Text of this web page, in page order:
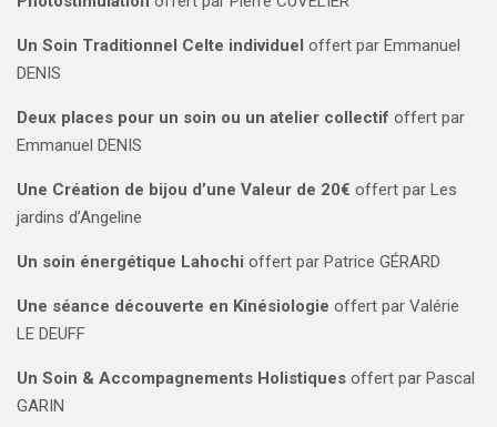
Un Soin Traditionnel Celte individuel offert par Emmanuel
DENIS
Deux places pour un soin ou un atelier collectif offert par
Emmanuel DENIS
Une Création de bijou d’une Valeur de 20€ offert par Les
jardins d’Angeline
Un soin énergétique Lahochi offert par Patrice GÉRARD
Une séance découverte en Kinésiologie offert par Valérie
LE DEUFF
Un Soin & Accompagnements Holistiques offert par Pascal
GARIN